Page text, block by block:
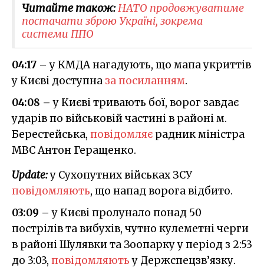
Читайте також:НАТО продовжуватиме
постачати зброю Україні, зокрема
системи ППО
04:17 –у КМДА нагадують, що мапа укриттів
у Києві доступна за посиланням.
04:08 –у Києві тривають бої, ворог завдає
ударів по військовій частині в районі м.
Берестейська, повідомляє радник міністра
МВС Антон Геращенко.
Update:у Сухопутних військах ЗСУ
повідомляють, що напад ворога відбито.
03:09 –у Києві пролунало понад 50
пострілів та вибухів, чутно кулеметні черги
в районі Шулявки та Зоопарку у період з 2:53
до 3:03, повідомляютьу Держспецзв’язку.